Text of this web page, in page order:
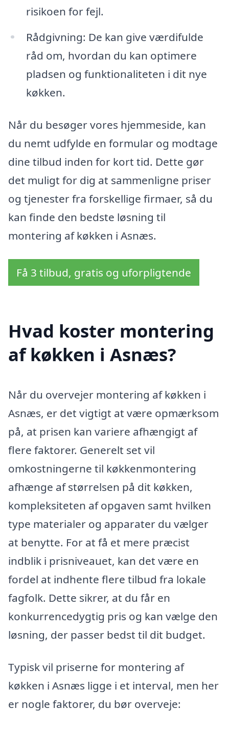
risikoen for fejl.
Rådgivning: De kan give værdifulde
råd om, hvordan du kan optimere
pladsen og funktionaliteten i dit nye
køkken.
Når du besøger vores hjemmeside, kan
du nemt udfylde en formular og modtage
dine tilbud inden for kort tid. Dette gør
det muligt for dig at sammenligne priser
og tjenester fra forskellige firmaer, så du
kan finde den bedste løsning til
montering af køkken i Asnæs.
Få 3 tilbud, gratis og uforpligtende
Hvad koster montering
af køkken i Asnæs?
Når du overvejer montering af køkken i
Asnæs, er det vigtigt at være opmærksom
på, at prisen kan variere afhængigt af
flere faktorer. Generelt set vil
omkostningerne til køkkenmontering
afhænge af størrelsen på dit køkken,
kompleksiteten af opgaven samt hvilken
type materialer og apparater du vælger
at benytte. For at få et mere præcist
indblik i prisniveauet, kan det være en
fordel at indhente flere tilbud fra lokale
fagfolk. Dette sikrer, at du får en
konkurrencedygtig pris og kan vælge den
løsning, der passer bedst til dit budget.
Typisk vil priserne for montering af
køkken i Asnæs ligge i et interval, men her
er nogle faktorer, du bør overveje: